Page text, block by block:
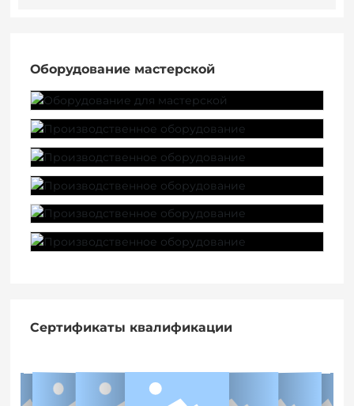
Оборудование мастерской
Сертификаты квалификации